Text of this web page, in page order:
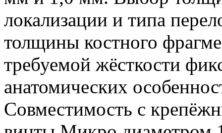
локализации и типа
толщины костного
требуемой жёсткости
анатомических
Совместимость с